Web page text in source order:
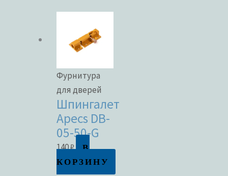
Фурнитура
для дверей
Шпингалет
Apecs DB-
05-50-G
140₽
В
КОРЗИНУ